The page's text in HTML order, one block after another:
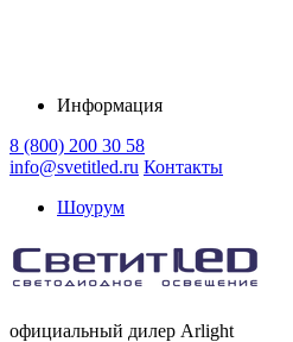
Информация
8 (800) 200 30 58
info@svetitled.ru Контакты
Шоурум
официальный дилер Arlight